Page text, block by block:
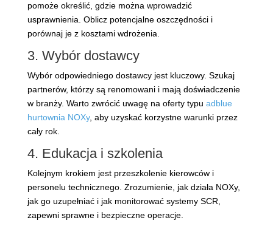
pomoże określić, gdzie można wprowadzić
usprawnienia. Oblicz potencjalne oszczędności i
porównaj je z kosztami wdrożenia.
3. Wybór dostawcy
Wybór odpowiedniego dostawcy jest kluczowy. Szukaj
partnerów, którzy są renomowani i mają doświadczenie
w branży. Warto zwrócić uwagę na oferty typu adblue
hurtownia NOXy, aby uzyskać korzystne warunki przez
cały rok.
4. Edukacja i szkolenia
Kolejnym krokiem jest przeszkolenie kierowców i
personelu technicznego. Zrozumienie, jak działa NOXy,
jak go uzupełniać i jak monitorować systemy SCR,
zapewni sprawne i bezpieczne operacje.